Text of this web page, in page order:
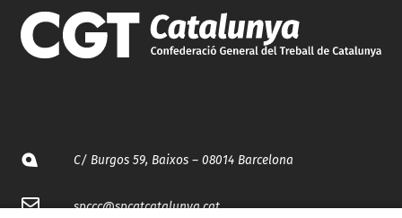
C/ Burgos 59, Baixos – 08014 Barcelona
spccc@spcgtcatalunya.cat